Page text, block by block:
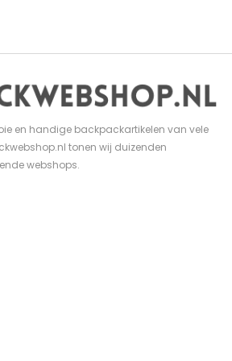
en handige backpackartikelen van vele
tonen wij duizenden
webshops.